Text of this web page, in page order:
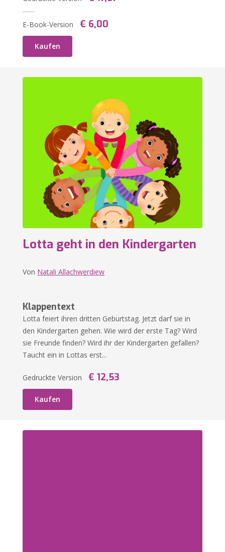
E-Book-Version € 6,00
Kaufen
Lotta geht in den Kindergarten
Von Natali Allachwerdiew
Klappentext
Lotta feiert ihren dritten Geburtstag. Jetzt darf sie in
den Kindergarten gehen. Wie wird der erste Tag? Wird
sie Freunde finden? Wird ihr der Kindergarten gefallen?
Taucht ein in Lottas erst...
Gedruckte Version € 12,53
Kaufen